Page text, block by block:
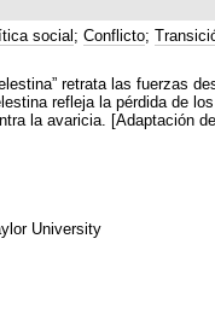
social ; Conflicto;
retrata las fuerzas
refleja la pérdida de
University